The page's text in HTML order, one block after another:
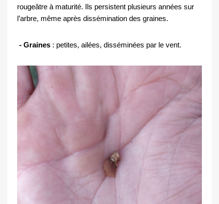
rougeâtre à maturité. Ils persistent plusieurs années sur
l’arbre, même après dissémination des graines.
- Graines : petites, ailées, disséminées par le vent.